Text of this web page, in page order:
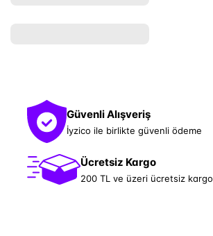
Güvenli Alışveriş
İyzico ile birlikte güvenli ödeme
Ücretsiz Kargo
200 TL ve üzeri ücretsiz kargo